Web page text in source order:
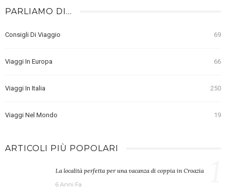
PARLIAMO DI…
Consigli Di Viaggio 69
Viaggi In Europa 66
Viaggi In Italia 250
Viaggi Nel Mondo 19
ARTICOLI PIÙ POPOLARI
La località perfetta per una vacanza di coppia in Croazia
6 Anni Fa